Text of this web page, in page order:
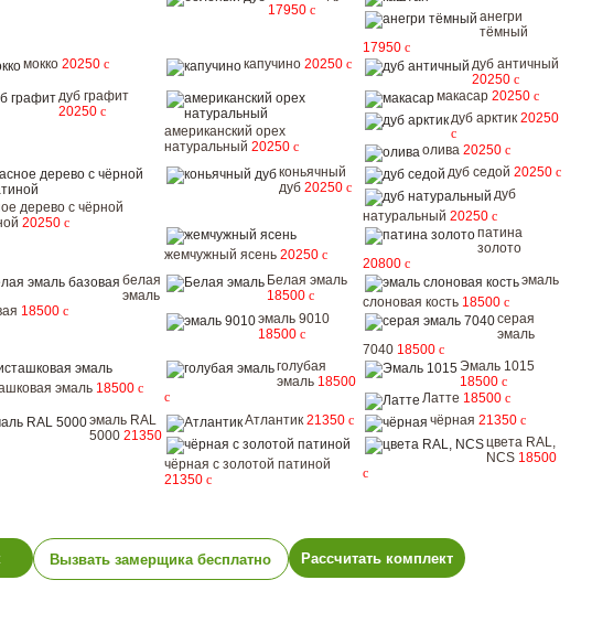
17950 c
анегри
тёмный
17950 c
мокко 20250 c капучино 20250 c
дуб античный
20250 c
дуб графит
20250 c
американский орех
натуральный 20250 c
макасар 20250 c
дуб арктик 20250
c
олива 20250 c
дерево с чёрной
20250 c
коньячный
дуб 20250 c
дуб седой 20250 c
дуб
натуральный 20250 c
жемчужный ясень 20250 c
патина
золото
20800 c
белая
эмаль
18500 c
Белая эмаль
18500 c
эмаль
слоновая кость 18500 c
эмаль 9010
18500 c
серая
эмаль
7040 18500 c
эмаль 18500 c
голубая
эмаль 18500
c
Эмаль 1015
18500 c
Латте 18500 c
эмаль RAL
5000 21350
Атлантик 21350 c чёрная 21350 c
чёрная с золотой патиной
21350 c
цвета RAL,
NCS 18500
c
Вызвать замерщика бесплатно Рассчитать комплект